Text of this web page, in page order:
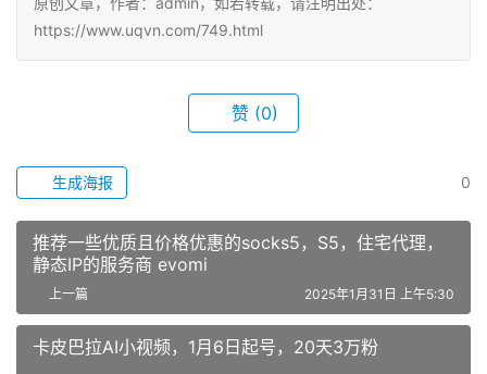
https://www.uqvn.com/749.html
赞 (0)
0
生成海报
推荐一些优质且价格优惠的socks5，S5，住宅代理，
静态IP的服务商 evomi
上一篇 2025年1月31日 上午5:30
卡皮巴拉AI小视频，1月6日起号，20天3万粉